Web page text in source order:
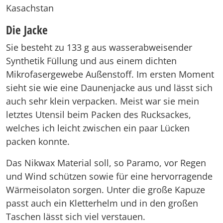
Kasachstan
Die Jacke
Sie besteht zu 133 g aus wasserabweisender
Synthetik Füllung und aus einem dichten
Mikrofasergewebe Außenstoff. Im ersten Moment
sieht sie wie eine Daunenjacke aus und lässt sich
auch sehr klein verpacken. Meist war sie mein
letztes Utensil beim Packen des Rucksackes,
welches ich leicht zwischen ein paar Lücken
packen konnte.
Das Nikwax Material soll, so Paramo, vor Regen
und Wind schützen sowie für eine hervorragende
Wärmeisolaton sorgen. Unter die große Kapuze
passt auch ein Kletterhelm und in den großen
Taschen lässt sich viel verstauen.